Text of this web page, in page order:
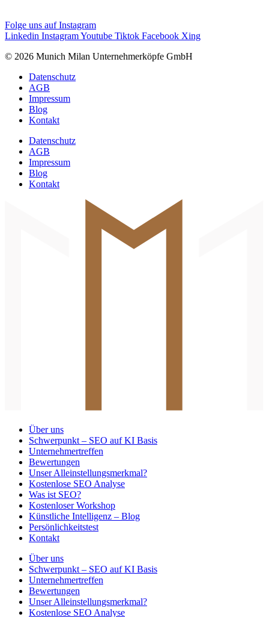
Folge uns auf Instagram
Linkedin InstagramYoutube Tiktok Facebook Xing
© 2026 Munich Milan Unternehmerköpfe GmbH
Datenschutz
AGB
Impressum
Blog
Kontakt
Datenschutz
AGB
Impressum
Blog
Kontakt
Über uns
Schwerpunkt – SEO auf KI Basis
Unternehmertreffen
Bewertungen
Unser Alleinstellungsmerkmal?
Kostenlose SEO Analyse
Was ist SEO?
Kostenloser Workshop
Künstliche Intelligenz – Blog
Persönlichkeitstest
Kontakt
Über uns
Schwerpunkt – SEO auf KI Basis
Unternehmertreffen
Bewertungen
Unser Alleinstellungsmerkmal?
Kostenlose SEO Analyse